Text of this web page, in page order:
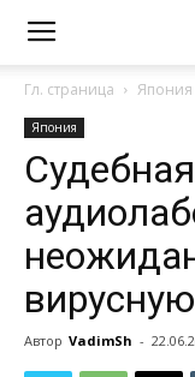
Гл. страница Япония
Япония
Судебная
Автор VadimSh -